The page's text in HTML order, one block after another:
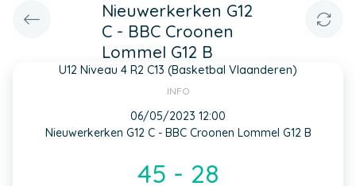
Nieuwerkerken G12
C - BBC Croonen
Lommel G12 B
U12 Niveau 4 R2 C13 (Basketbal Vlaanderen)
INFO
06/05/2023 12:00
Nieuwerkerken G12 C - BBC Croonen Lommel G12 B
45 - 28